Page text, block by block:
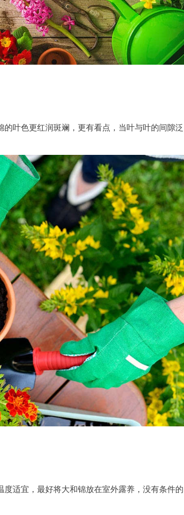
叶色更红润斑斓，更有看点，当叶与叶的间隙泛
适宜，最好将大和锦放在室外露养，没有条件的